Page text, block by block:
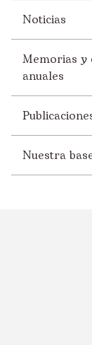
Noticias
Memorias y
anuales
Nuestra